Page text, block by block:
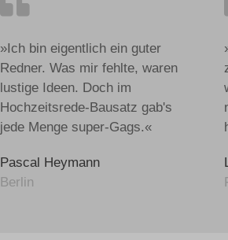
»Ich bin eigentlich ein guter
Redner. Was mir fehlte, waren
lustige Ideen. Doch im
Hochzeitsrede-Bausatz gab's
jede Menge super-Gags.«
Pascal Heymann
Berlin